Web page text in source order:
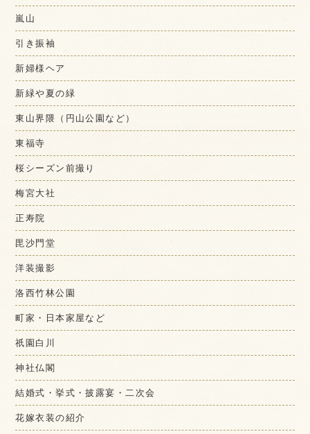
嵐山
引き振袖
新婦様ヘア
新緑や夏の緑
東山界隈（円山公園など）
東福寺
桜シーズン前撮り
梅宮大社
正寿院
毘沙門堂
洋装撮影
洛西竹林公園
町家・日本家屋など
祇園白川
神社仏閣
結婚式・挙式・披露宴・二次会
花嫁衣装の紹介